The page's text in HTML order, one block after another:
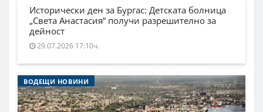
Исторически ден за Бургас: Детската болница
„Света Анастасия“ получи разрешително за
дейност
29.07.2026 17:10ч.
ВОДЕЩИ НОВИНИ